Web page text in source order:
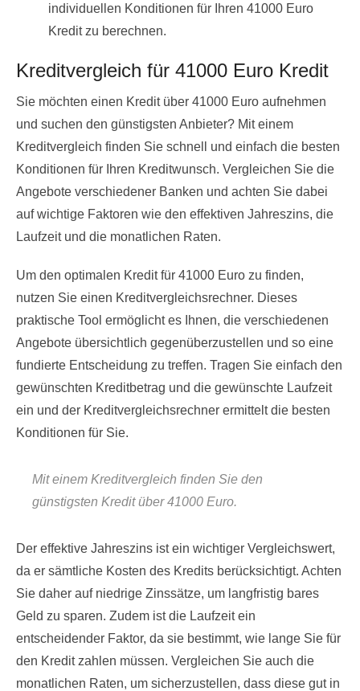
individuellen Konditionen für Ihren 41000 Euro
Kredit zu berechnen.
Kreditvergleich für 41000 Euro Kredit
Sie möchten einen Kredit über 41000 Euro aufnehmen
und suchen den günstigsten Anbieter? Mit einem
Kreditvergleich finden Sie schnell und einfach die besten
Konditionen für Ihren Kreditwunsch. Vergleichen Sie die
Angebote verschiedener Banken und achten Sie dabei
auf wichtige Faktoren wie den effektiven Jahreszins, die
Laufzeit und die monatlichen Raten.
Um den optimalen Kredit für 41000 Euro zu finden,
nutzen Sie einen Kreditvergleichsrechner. Dieses
praktische Tool ermöglicht es Ihnen, die verschiedenen
Angebote übersichtlich gegenüberzustellen und so eine
fundierte Entscheidung zu treffen. Tragen Sie einfach den
gewünschten Kreditbetrag und die gewünschte Laufzeit
ein und der Kreditvergleichsrechner ermittelt die besten
Konditionen für Sie.
Mit einem Kreditvergleich finden Sie den
günstigsten Kredit über 41000 Euro.
Der effektive Jahreszins ist ein wichtiger Vergleichswert,
da er sämtliche Kosten des Kredits berücksichtigt. Achten
Sie daher auf niedrige Zinssätze, um langfristig bares
Geld zu sparen. Zudem ist die Laufzeit ein
entscheidender Faktor, da sie bestimmt, wie lange Sie für
den Kredit zahlen müssen. Vergleichen Sie auch die
monatlichen Raten, um sicherzustellen, dass diese gut in